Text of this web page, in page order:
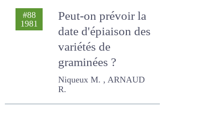
ARNAUD R., Niqueux M.
Peut-on prévoir la
date d'épiaison des
variétés de
graminées ?
Niqueux M. , ARNAUD R.